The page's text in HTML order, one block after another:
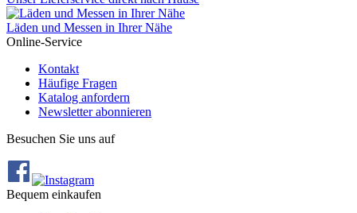
Läden und Messen in Ihrer Nähe
Online-Service
Kontakt
Häufige Fragen
Katalog anfordern
Newsletter abonnieren
Besuchen Sie uns auf
Bequem einkaufen